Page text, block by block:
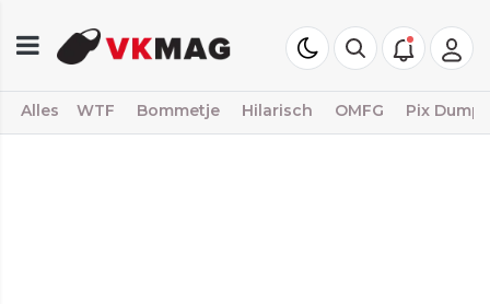
Alles WTF Bommetje Hilarisch OMFG Pix Dump